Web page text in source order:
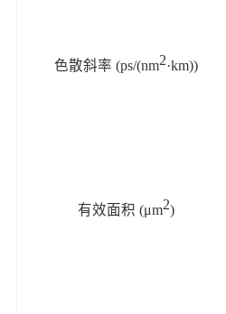
色散斜率 (ps/(nm2·km))
有效面积 (μm2)